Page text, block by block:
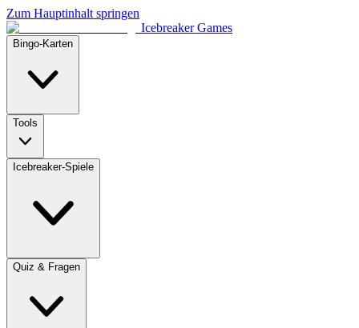
Zum Hauptinhalt springen
Icebreaker Games
Bingo-Karten
Tools
Icebreaker-Spiele
Quiz & Fragen